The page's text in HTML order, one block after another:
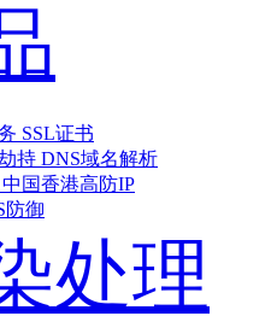
SSL证书
持 DNS域名解析
中国香港高防IP
防御
处理